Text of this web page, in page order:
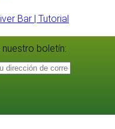
Bar | Tutorial
boletín: